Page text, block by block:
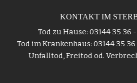
KONTAKT IM
Tod zu Hause: 03144 35
Tod im Krankenhaus: 03144 35
Unfalltod, Freitod od.